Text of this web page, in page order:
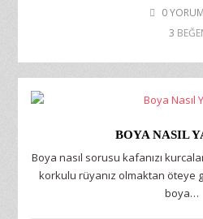
0 YORUM
3
BOYA NASIL
Boya nasıl sorusu kafanızı
korkulu rüyanız olmaktan öteye
boya…